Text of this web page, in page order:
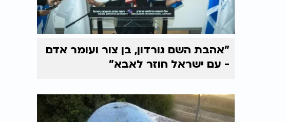
"אהבת השם גורדון, בן צור ועומר אדם
- עם ישראל חוזר לאבא"